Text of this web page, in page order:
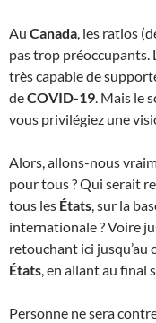
Au Canada, les ratios
pas trop préoccupants.
très capable de
deCOVID-19. Mais le
vous privilégiez une
Alors, allons-nous
pour tous ? Qui serait
tous les États, sur la
internationale ? Voire
retouchant ici jusqu’au
États, en allant au final
Personne ne sera